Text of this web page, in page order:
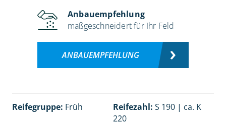
Anbauempfehlung
maßgeschneidert für Ihr Feld
ANBAUEMPFEHLUNG
Reifegruppe: Früh Reifezahl: S 190 | ca. K
220